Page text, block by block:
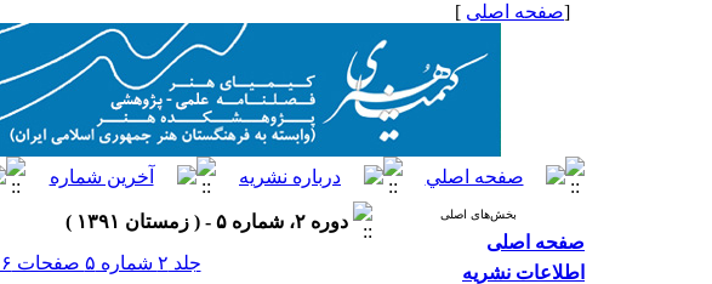
[صفحه اصلی ]
بخش‌های اصلی
صفحه اصلی
اطلاعات نشریه
دوره ۲، شماره ۵ - ( زمستان ۱۳۹۱ )
جلد ۲ شماره ۵ صفحات ۶۶-۴۳